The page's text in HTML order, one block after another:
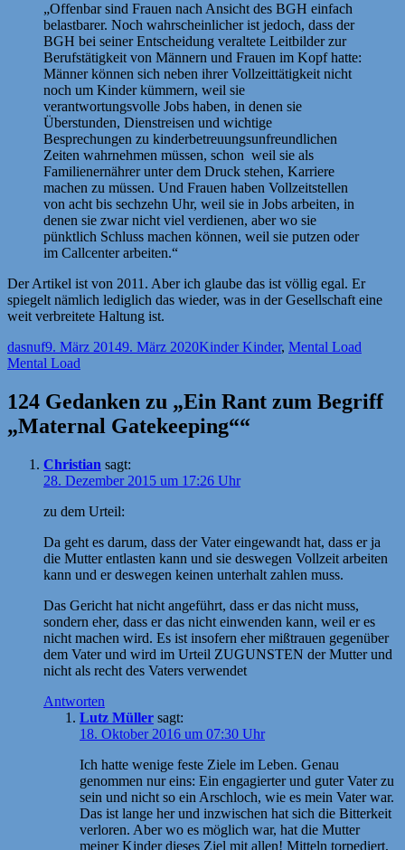
„Offenbar sind Frauen nach Ansicht des BGH einfach
belastbarer. Noch wahrscheinlicher ist jedoch, dass der
BGH bei seiner Entscheidung veraltete Leitbilder zur
Berufstätigkeit von Männern und Frauen im Kopf hatte:
Männer können sich neben ihrer Vollzeittätigkeit nicht
noch um Kinder kümmern, weil sie
verantwortungsvolle Jobs haben, in denen sie
Überstunden, Dienstreisen und wichtige
Besprechungen zu kinderbetreuungsunfreundlichen
Zeiten wahrnehmen müssen, schon weil sie als
Familienernährer unter dem Druck stehen, Karriere
machen zu müssen. Und Frauen haben Vollzeitstellen
von acht bis sechzehn Uhr, weil sie in Jobs arbeiten, in
denen sie zwar nicht viel verdienen, aber wo sie
pünktlich Schluss machen können, weil sie putzen oder
im Callcenter arbeiten.“
Der Artikel ist von 2011. Aber ich glaube das ist völlig egal. Er
spiegelt nämlich lediglich das wieder, was in der Gesellschaft eine
weit verbreitete Haltung ist.
Autor
dasnufVeröffentlicht
am
9. März 20149. März 2020Kategorien
Kinder Kinder, Mental Load
Mental Load
124 Gedanken zu „Ein Rant zum Begriff
„Maternal Gatekeeping““
Christian sagt:
28. Dezember 2015 um 17:26 Uhr
zu dem Urteil:
Da geht es darum, dass der Vater eingewandt hat, dass er ja
die Mutter entlasten kann und sie deswegen Vollzeit arbeiten
kann und er deswegen keinen unterhalt zahlen muss.
Das Gericht hat nicht angeführt, dass er das nicht muss,
sondern eher, dass er das nicht einwenden kann, weil er es
nicht machen wird. Es ist insofern eher mißtrauen gegenüber
dem Vater und wird im Urteil ZUGUNSTEN der Mutter und
nicht als recht des Vaters verwendet
Antworten
Lutz Müller sagt:
18. Oktober 2016 um 07:30 Uhr
Ich hatte wenige feste Ziele im Leben. Genau
genommen nur eins: Ein engagierter und guter Vater zu
sein und nicht so ein Arschloch, wie es mein Vater war.
Das ist lange her und inzwischen hat sich die Bitterkeit
verloren. Aber wo es möglich war, hat die Mutter
meiner Kinder dieses Ziel mit allen! Mitteln torpediert,